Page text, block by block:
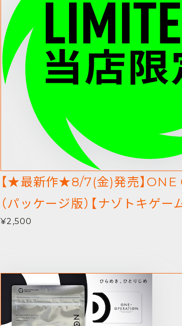
【★最新作★8/7(金)発売】
（パッケージ版）【ナゾトキ
¥2,500